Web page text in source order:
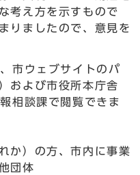
考え方を示すもので
りましたので、意見を
市ウェブサイトのパ
および市役所本庁舎
相談課で閲覧できま
か）の方、市内に事業
団体